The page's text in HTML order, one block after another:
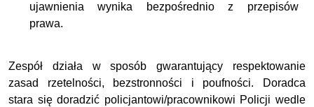
ujawnienia wynika bezpośrednio z przepisów
prawa.
Zespół działa w sposób gwarantujący respektowanie
zasad rzetelności, bezstronności i poufności. Doradca
stara się doradzić policjantowi/pracownikowi Policji wedle